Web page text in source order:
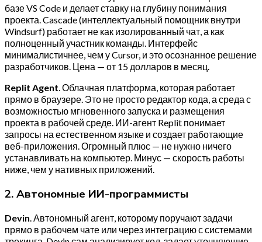
базе VS Code и делает ставку на глубину понимания
проекта. Cascade (интеллектуальный помощник внутри
Windsurf) работает не как изолированный чат, а как
полноценный участник команды. Интерфейс
минималистичнее, чем у Cursor, и это осознанное решение
разработчиков. Цена — от 15 долларов в месяц.
Replit Agent. Облачная платформа, которая работает
прямо в браузере. Это не просто редактор кода, а среда с
возможностью мгновенного запуска и размещения
проекта в рабочей среде. ИИ-агент Replit понимает
запросы на естественном языке и создает работающие
веб-приложения. Огромный плюс — не нужно ничего
устанавливать на компьютер. Минус — скорость работы
ниже, чем у нативных приложений.
2. Автономные ИИ-программисты
Devin. Автономный агент, которому поручают задачи
прямо в рабочем чате или через интеграцию с системами